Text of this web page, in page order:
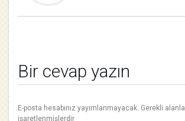
Bir cevap yazın
E-posta hesabınız yayımlanmayacak. Gerekli
işaretlenmişlerdir